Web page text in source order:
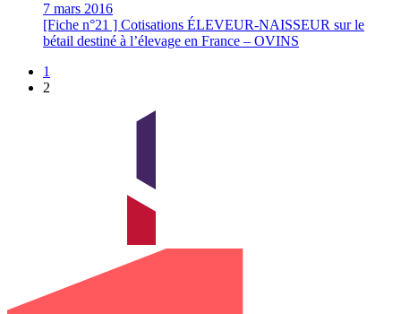
7 mars 2016
[Fiche n°21 ] Cotisations ÉLEVEUR-NAISSEUR sur le
bétail destiné à l’élevage en France – OVINS
1
2